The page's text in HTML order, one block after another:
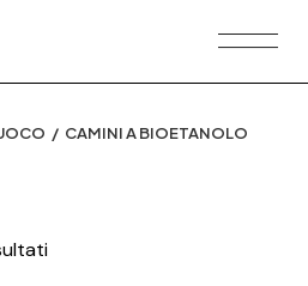
CAMINI A BIOETANOLO